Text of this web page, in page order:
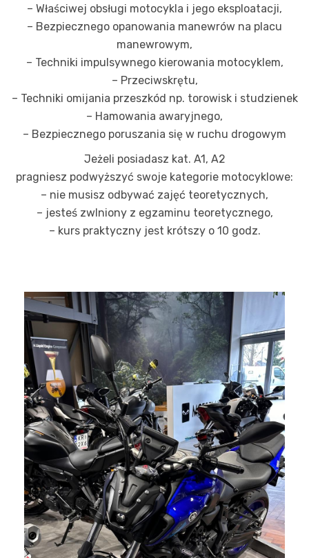
– Właściwej obsługi motocykla i jego eksploatacji,
– Bezpiecznego opanowania manewrów na placu
manewrowym,
– Techniki impulsywnego kierowania motocyklem,
– Przeciwskrętu,
– Techniki omijania przeszkód np. torowisk i studzienek
– Hamowania awaryjnego,
– Bezpiecznego poruszania się w ruchu drogowym
Jeżeli posiadasz kat. A1, A2
pragniesz podwyższyć swoje kategorie motocyklowe:
– nie musisz odbywać zajęć teoretycznych,
– jesteś zwlniony z egzaminu teoretycznego,
– kurs praktyczny jest krótszy o 10 godz.
View Fullscreen
tego, jak
strona jest
Doświadczenie
Aby nasza
strona
internetowa
działała jak
twojego
przejścia na nią.
Jeśli odrzucisz
te pliki cookie,
niektóre funkcje
znikną ze strony
Udostępniając
swoje
zainteresowania i
zachowania
podczas
odwiedzania naszej
strony, zwiększasz
szansę na
zobaczenie
spersonalizowanych
treści i ofert.